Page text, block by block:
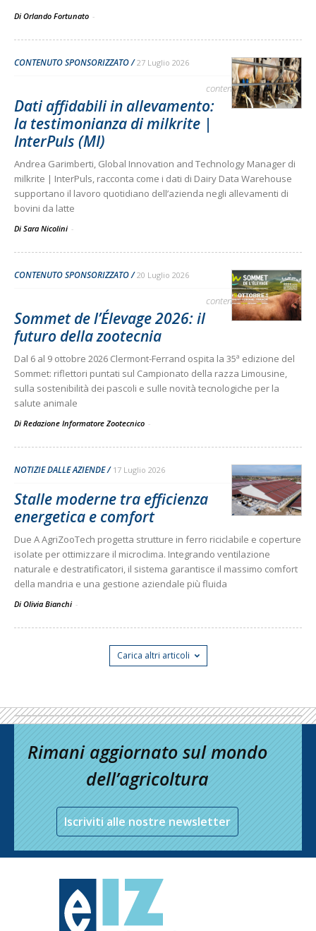
Di Orlando Fortunato -
CONTENUTO SPONSORIZZATO 27 Luglio 2026
contenuto sponsorizzato
Dati affidabili in allevamento:
la testimonianza di milkrite |
InterPuls (MI)
Andrea Garimberti, Global Innovation and Technology Manager di
milkrite | InterPuls, racconta come i dati di Dairy Data Warehouse
supportano il lavoro quotidiano dell’azienda negli allevamenti di
bovini da latte
Di Sara Nicolini -
CONTENUTO SPONSORIZZATO 20 Luglio 2026
contenuto sponsorizzato
Sommet de l’Élevage 2026: il
futuro della zootecnia
Dal 6 al 9 ottobre 2026 Clermont-Ferrand ospita la 35ª edizione del
Sommet: riflettori puntati sul Campionato della razza Limousine,
sulla sostenibilità dei pascoli e sulle novità tecnologiche per la
salute animale
Di Redazione Informatore Zootecnico -
NOTIZIE DALLE AZIENDE 17 Luglio 2026
Stalle moderne tra efficienza
energetica e comfort
Due A AgriZooTech progetta strutture in ferro riciclabile e coperture
isolate per ottimizzare il microclima. Integrando ventilazione
naturale e destratificatori, il sistema garantisce il massimo comfort
della mandria e una gestione aziendale più fluida
Di Olivia Bianchi -
Carica altri articoli
Rimani aggiornato sul mondo
dell’agricoltura
Iscriviti alle nostre newsletter